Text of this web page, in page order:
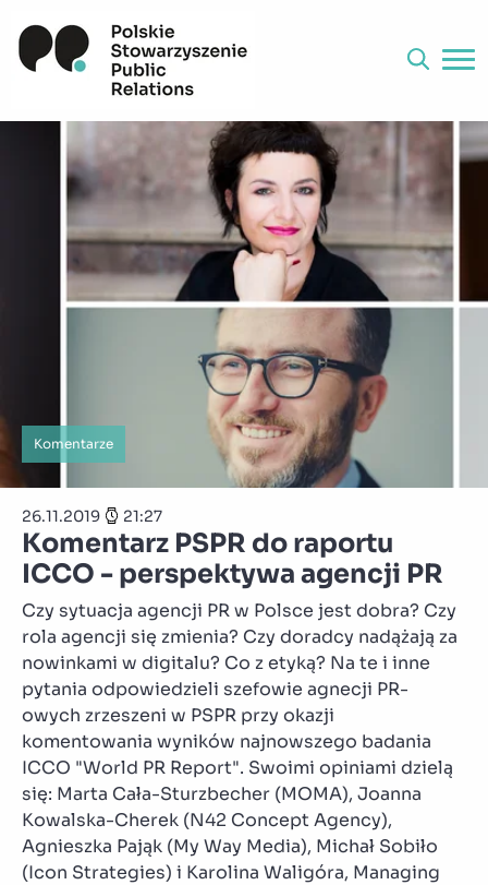
Komentarze
26.11.2019 21:27
Komentarz PSPR do raportu
ICCO - perspektywa agencji PR
Czy sytuacja agencji PR w Polsce jest dobra? Czy
rola agencji się zmienia? Czy doradcy nadążają za
nowinkami w digitalu? Co z etyką? Na te i inne
pytania odpowiedzieli szefowie agnecji PR-
owych zrzeszeni w PSPR przy okazji
komentowania wyników najnowszego badania
ICCO "World PR Report". Swoimi opiniami dzielą
się: Marta Cała-Sturzbecher (MOMA), Joanna
Kowalska-Cherek (N42 Concept Agency),
Agnieszka Pająk (My Way Media), Michał Sobiło
(Icon Strategies) i Karolina Waligóra, Managing